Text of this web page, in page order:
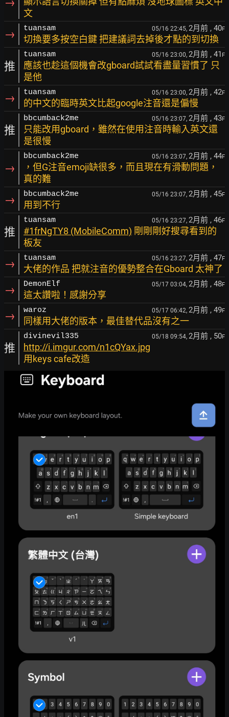
文
→ tuansam 05/16 22:45, 2月前 , 40F
切換要多按空白鍵 把建議詞去掉後才點的到切換
推
tuansam 05/16 23:00, 2月前 , 41 F
應該也趁這個機會改gboard試試看盡量習慣了 只
是他
→ tuansam 05/16 23:00, 2月前 , 42F
的中文的臨時英文比起google注音還是偏慢
推
bbcumback2me 05/16 23:07, 2月前 , 43F
只能改用gboard，雖然在使用注音時輸入英文還
是很慢
→
bbcumback2me 05/16 23:07, 2月前 , 44F
，但G注音emoji缺很多，而且現在有滑動問題，
真的難
→ bbcumback2me 05/16 23:07, 2月前 , 45F
用到不行
推
tuansam 05/16 23:27, 2月前 , 46F
#1frNgTY8 (MobileComm) 剛剛剛好搜尋看到的
板友
→ tuansam 05/16 23:27, 2月前 , 47F
大佬的作品 把就注音的優勢整合在Gboard 太神了
→ DemonElf 05/17 03:04, 2月前 , 48F
這太讚啦！感謝分享
→ waroz 05/17 06:42, 2月前 , 49F
同樣用大佬的版本，最佳替代品沒有之一
推
divinevil335 05/18 09:54, 2月前 , 50F
http://i.imgur.com/n1cQYax.jpg
用keys cafe改造